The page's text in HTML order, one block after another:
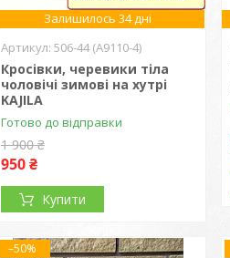
Залишилось 34 дні
506-44 (A9110-4)
Кросівки, черевики тіла
чоловічі зимові на хутрі
KAJILA
Готово до відправки
1 900 ₴
950 ₴
Купити
–50%